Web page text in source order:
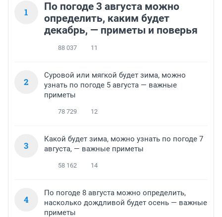
1
По погоде 3 августа можно
определить, каким будет
декабрь, — приметы и поверья
88 037 11
2
Суровой или мягкой будет зима, можно
узнать по погоде 5 августа — важные
приметы
78 729 12
3
Какой будет зима, можно узнать по погоде 7
августа, — важные приметы
58 162 14
4
По погоде 8 августа можно определить,
насколько дождливой будет осень — важные
приметы